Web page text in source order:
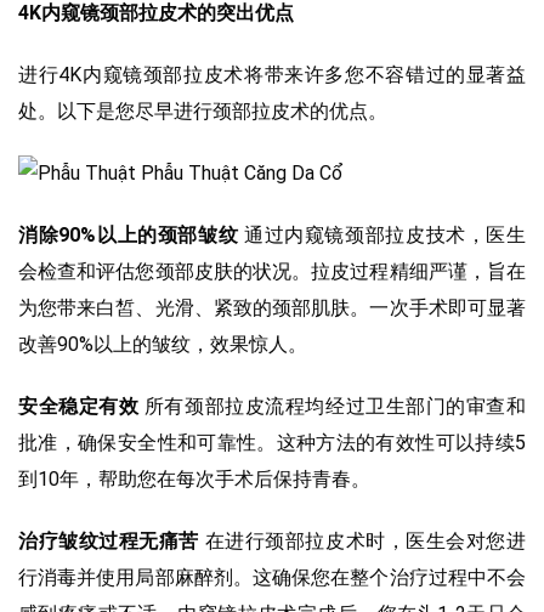
4K内窥镜颈部拉皮术的突出优点
进行4K内窥镜颈部拉皮术将带来许多您不容错过的显著益
处。以下是您尽早进行颈部拉皮术的优点。
消除90%以上的颈部皱纹通过内窥镜颈部拉皮技术，医生
会检查和评估您颈部皮肤的状况。拉皮过程精细严谨，旨在
为您带来白皙、光滑、紧致的颈部肌肤。一次手术即可显著
改善90%以上的皱纹，效果惊人。
安全稳定有效 所有颈部拉皮流程均经过卫生部门的审查和
批准，确保安全性和可靠性。这种方法的有效性可以持续5
到10年，帮助您在每次手术后保持青春。
治疗皱纹过程无痛苦 在进行颈部拉皮术时，医生会对您进
行消毒并使用局部麻醉剂。这确保您在整个治疗过程中不会